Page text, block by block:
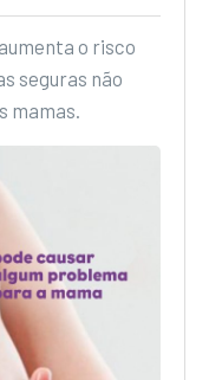
o risco
seguras não
mamas.